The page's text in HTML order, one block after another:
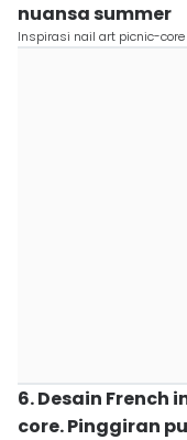
nuansa summer
Inspirasi nail art picnic-
6. Desain French
core. Pinggiran